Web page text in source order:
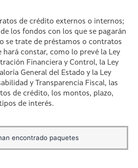
de crédito externos o internos;
los fondos con los que se pagarán
se trate de préstamos o contratos
hará constar, como lo prevé la Ley
Financiera y Control, la Ley
General del Estado y la Ley
y Transparencia Fiscal, las
de crédito, los montos, plazo,
de interés.
encontrado paquetes